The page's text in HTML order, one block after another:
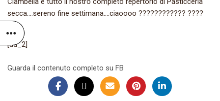
secca….sereno fine settimana….ciaoooo ???????????? ????
[ad_2]
Guarda il contenuto completo su FB